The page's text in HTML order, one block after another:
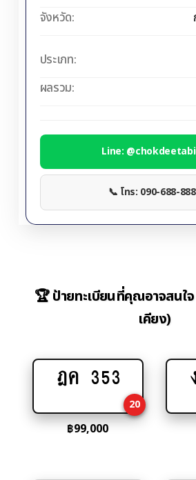
จังหวัด:
ประเภท:
ผลรวม:
Line:
📞 โทร: 090-688-
🏆 ป้ายทะเบียนที่คุณอาจสนใ
เคียง)
Add
cart
ฎค 353
20
฿99,000